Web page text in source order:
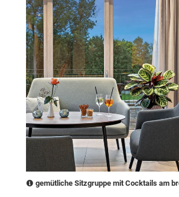
gemütliche Sitzgruppe mit Cocktails am